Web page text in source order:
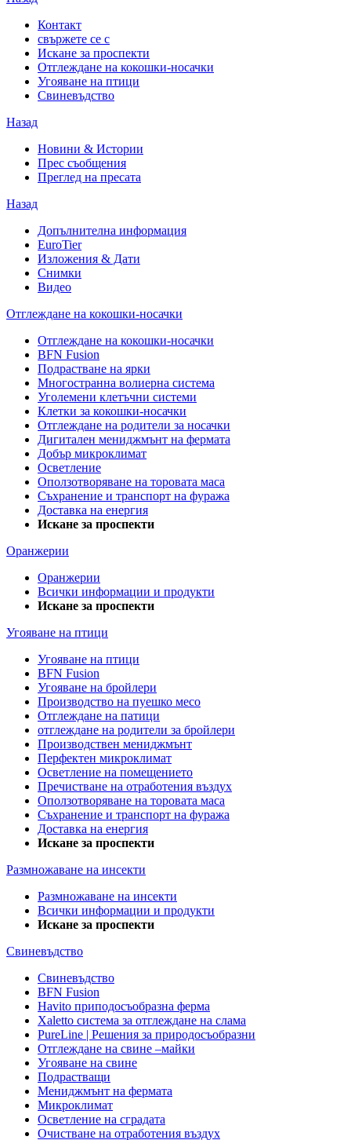
Контакт
свържете се с
Искане за проспекти
Отглеждане на кокошки-носачки
Угояване на птици
Свиневъдство
Назад
Новини & Истории
Прес съобщения
Преглед на пресата
Назад
Допълнителна информация
EuroTier
Изложения & Дати
Снимки
Видео
Отглеждане на кокошки-носачки
Отглеждане на кокошки-носачки
BFN Fusion
Подрастване на ярки
Многостранна волиерна система
Уголемени клетъчни системи
Клетки за кокошки-носачки
Отглеждане на родители за носачки
Дигитален мениджмънт на фермата
Добър микроклимат
Осветление
Оползотворяване на торовата маса
Съхранение и транспорт на фуража
Доставка на енергия
Искане за проспекти
Оранжерии
Оранжерии
Всички информации и продукти
Искане за проспекти
Угояване на птици
Угояване на птици
BFN Fusion
Угояване на бройлери
Производство на пуешко месо
Отглеждане на патици
отглеждане на родители за бройлери
Производствен мениджмънт
Перфектен микроклимат
Осветление на помещението
Пречистване на отработения въздух
Оползотворяване на торовата маса
Съхранение и транспорт на фуража
Доставка на енергия
Искане за проспекти
Размножаване на инсекти
Размножаване на инсекти
Всички информации и продукти
Искане за проспекти
Свиневъдство
Свиневъдство
BFN Fusion
Havito приподосъобразна ферма
Xaletto система за отглеждане на слама
PureLine | Решения за природосъобразни
Отглеждане на свине –майки
Угояване на свине
Подрастващи
Мениджмънт на фермата
Микроклимат
Осветление на сградата
Очистване на отработения въздух